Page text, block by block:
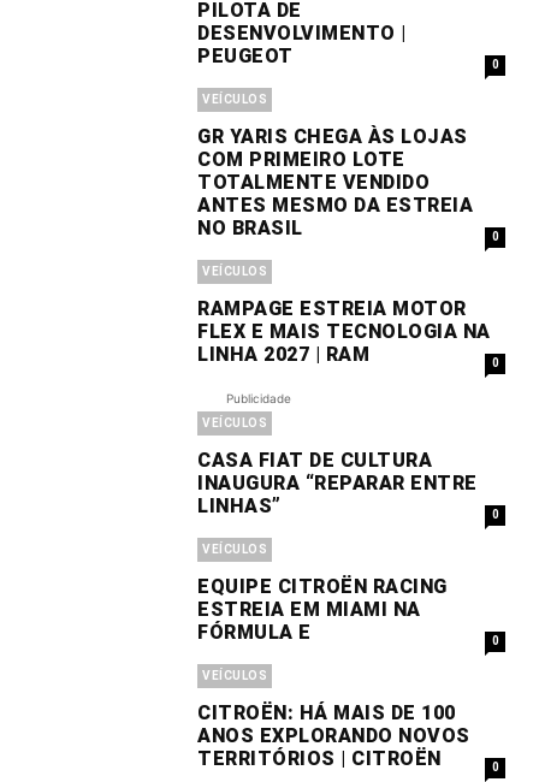
PILOTA DE
DESENVOLVIMENTO |
PEUGEOT
0
VEÍCULOS
GR YARIS CHEGA ÀS LOJAS
COM PRIMEIRO LOTE
TOTALMENTE VENDIDO
ANTES MESMO DA ESTREIA
NO BRASIL
0
VEÍCULOS
RAMPAGE ESTREIA MOTOR
FLEX E MAIS TECNOLOGIA NA
LINHA 2027 | RAM
0
Publicidade
VEÍCULOS
CASA FIAT DE CULTURA
INAUGURA “REPARAR ENTRE
LINHAS”
0
VEÍCULOS
EQUIPE CITROËN RACING
ESTREIA EM MIAMI NA
FÓRMULA E
0
VEÍCULOS
CITROËN: HÁ MAIS DE 100
ANOS EXPLORANDO NOVOS
TERRITÓRIOS | CITROËN
0